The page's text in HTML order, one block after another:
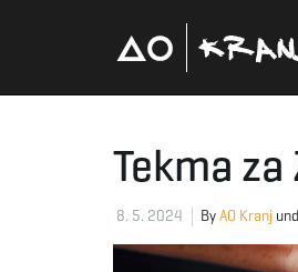
Tekma
8. 5. 2024 ByAO Kranj